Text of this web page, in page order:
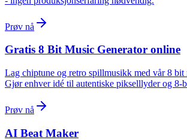
Prøv nå
Gratis 8 Bit Music Generator online
Lag chiptune og retro spillmusikk med vår 8 bit
Gjør enhver idé til autentiske pikselllyder og 8-
Prøv nå
AI Beat Maker